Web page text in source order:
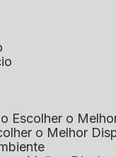
Escolher o
o Melhor